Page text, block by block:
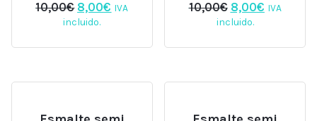
10,00€ El
precio
era:
8,00€ El
es:
IVA
incluido.
10,00€ El
precio
era:
8,00€El
es:
IVA
incluido.